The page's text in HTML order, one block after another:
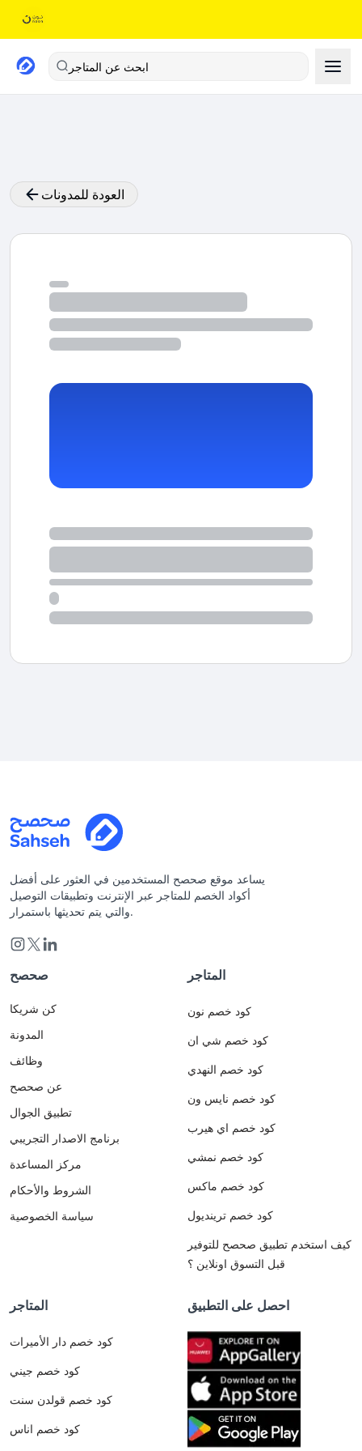
ابحث عن المتاجر
العودة للمدونات
يساعد موقع صحصح المستخدمين في العثور على أفضل
أكواد الخصم للمتاجر عبر الإنترنت وتطبيقات التوصيل
والتي يتم تحديثها باستمرار.
صحصح
كن شريكا
المدونة
وظائف
عن صحصح
تطبيق الجوال
برنامج الاصدار التجريبي
مركز المساعدة
الشروط والأحكام
سياسة الخصوصية
المتاجر
كود خصم نون
كود خصم شي ان
كود خصم النهدي
كود خصم نايس ون
كود خصم اي هيرب
كود خصم نمشي
كود خصم ماكس
كود خصم ترينديول
كيف استخدم تطبيق صحصح للتوفير
قبل التسوق اونلاين ؟
المتاجر
كود خصم دار الأميرات
كود خصم جيني
كود خصم قولدن سنت
كود خصم اناس
احصل على التطبيق